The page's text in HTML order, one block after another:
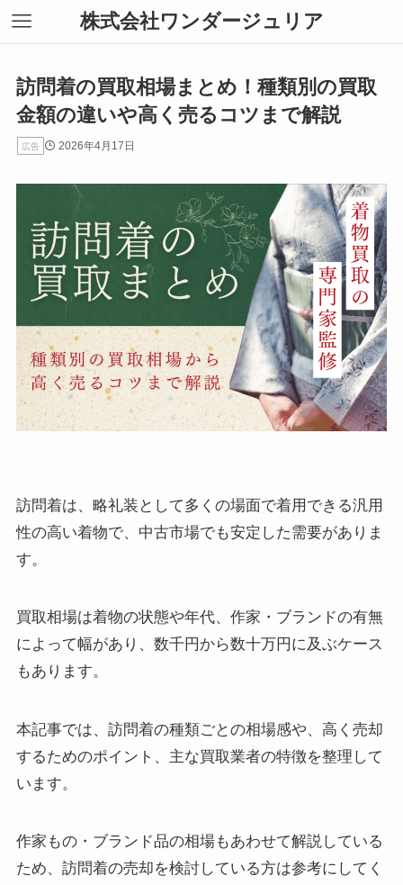
株式会社ワンダージュリア
訪問着の買取相場まとめ！種類別の買取
金額の違いや高く売るコツまで解説
広告 2026年4月17日
訪問着は、略礼装として多くの場面で着用できる汎用
性の高い着物で、中古市場でも安定した需要がありま
す。
買取相場は着物の状態や年代、作家・ブランドの有無
によって幅があり、数千円から数十万円に及ぶケース
もあります。
本記事では、訪問着の種類ごとの相場感や、高く売却
するためのポイント、主な買取業者の特徴を整理して
います。
作家もの・ブランド品の相場もあわせて解説している
ため、訪問着の売却を検討している方は参考にしてく